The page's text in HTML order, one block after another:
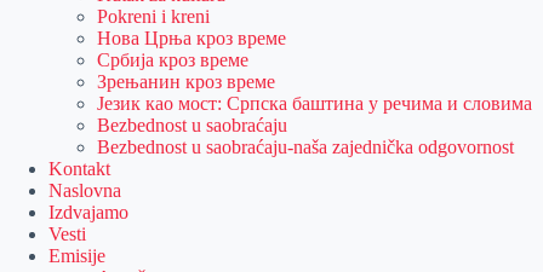
Pokreni i kreni
Нова Црња кроз време
Србија кроз време
Зрењанин кроз време
Језик као мост: Српска баштина у речима и словима
Bezbednost u saobraćaju
Bezbednost u saobraćaju-naša zajednička odgovornost
Kontakt
Naslovna
Izdvajamo
Vesti
Emisije